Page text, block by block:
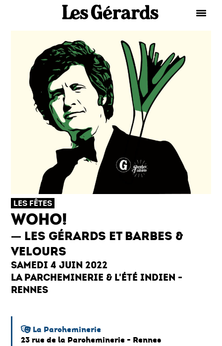
LES FÊTES
WOHO!
LES GÉRARDS ET BARBES &
VELOURS
SAMEDI 4 JUIN 2022
LA PARCHEMINERIE & L'ÉTÉ INDIEN -
RENNES
La Parcheminerie
23 rue de la Parcheminerie - Rennes